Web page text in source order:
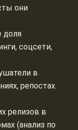
они
доля
соцсети,
в
репостах.
релизов в
(анализ по